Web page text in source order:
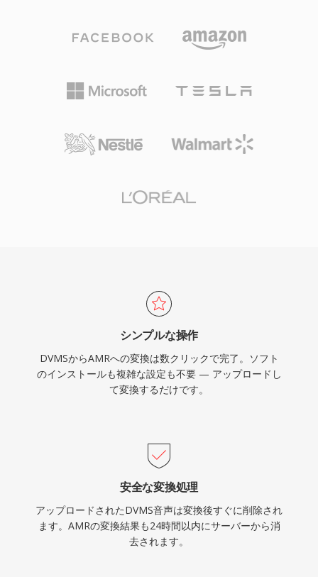
て、極めて小さなファイルサイズ(1分間のメッセ
ージが約60 KB)、積極的な圧縮にもかかわらず
簡単に解析できるシンプルなコンテナレイアウト
仕様で定義されており、数十億回のモバイル通話
コーデックの一つです。主な利点は圧縮効率です
— 12.2 kbpsでのAMRオーディオ1分間はわずか
のボイスメモ、ボイスメール、MMSに実用的で
無音時の伝送を削減します。AMRはその狭い帯
シンプルな操作
DVMSからAMRへの変換は数クリックで完了。ソフト
のインストールも複雑な設定も不要 — アップロードし
て変換するだけです。
安全な変換処理
アップロードされたDVMS音声は変換後すぐに削除され
ます。AMRの変換結果も24時間以内にサーバーから消
去されます。